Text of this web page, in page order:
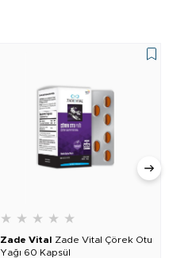
★ ★ ★ ★ ★
Zade Vital Zade Vital Çörek Otu
Yağı 60 Kapsül